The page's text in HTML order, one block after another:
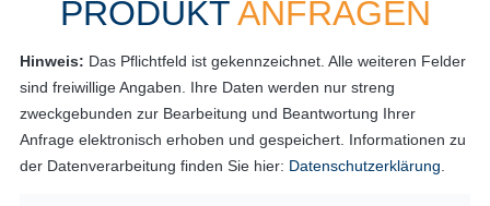
PRODUKTANFRAGEN
Hinweis: Das Pflichtfeld ist gekennzeichnet. Alle weiteren Felder
sind freiwillige Angaben. Ihre Daten werden nur streng
zweckgebunden zur Bearbeitung und Beantwortung Ihrer
Anfrage elektronisch erhoben und gespeichert. Informationen zu
der Datenverarbeitung finden Sie hier: Datenschutzerklärung